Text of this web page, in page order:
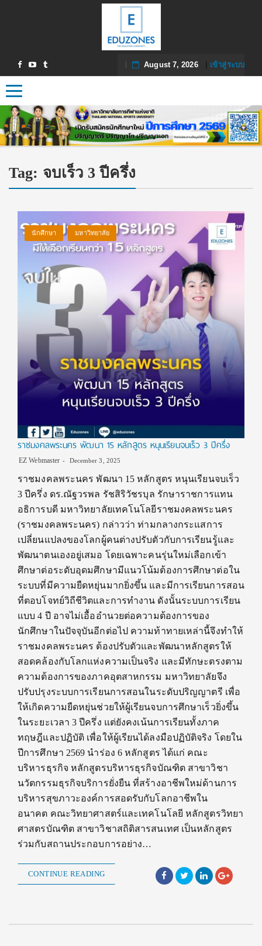
August 7, 2026| เข้าสู่ระบบ
Toggle navigation
Tag: จบเร็ว 3 ปีครึ่ง
นักศึกษา มหาวิทยาลัย
ราชมงคลพระนคร พัฒนา 15 หลักสูตร หนุนเรียนจบเร็ว 3 ปีครึ่ง
EZ Webmaster December 3, 2025
ราชมงคลพระนคร พัฒนา 15 หลักสูตร หนุนเรียนจบเร็ว
3 ปีครึ่ง ดร.ณัฐวรพล รัชสิริวัชรบุล รักษาราชการแทน
อธิการบดี มหาวิทยาลัยเทคโนโลยีราชมงคลพระนคร
(ราชมงคลพระนคร) กล่าวว่า ท่ามกลางกระแสการ
เปลี่ยนแปลงของโลกผู้คนต่างปรับตัวกับการเรียนรู้และ
พัฒนาตนเองอยู่เสมอ โดยเฉพาะคนรุ่นใหม่เลือกเข้า
ศึกษาต่อระดับอุดมศึกษามีแนวโน้มต้องการศึกษาต่อใน
ระบบที่มีความยืดหยุ่นมากยิ่งขึ้น และมีการเรียนการสอน
ที่ตอบโจทย์วิถีชีวิตและการทำงาน ดังนั้นระบบการเรียน
แบบ 4 ปี อาจไม่เอื้ออำนวยต่อความต้องการของ
นักศึกษาในปัจจุบันอีกต่อไป ความท้าทายเหล่านี้จึงทำให้
ราชมงคลพระนคร ต้องปรับตัวและพัฒนาหลักสูตรให้
สอดคล้องกับโลกแห่งความเป็นจริง และมีทักษะตรงตาม
ความต้องการของภาคอุตสาหกรรม มหาวิทยาลัยจึง
ปรับปรุงระบบการเรียนการสอนในระดับปริญญาตรี เพื่อ
ให้เกิดความยืดหยุ่นช่วยให้ผู้เรียนจบการศึกษาเร็วยิ่งขึ้น
ในระยะเวลา 3 ปีครึ่ง แต่ยังคงเน้นการเรียนทั้งภาค
ทฤษฎีและปฏิบัติ เพื่อให้ผู้เรียนได้ลงมือปฏิบัติจริง โดยใน
ปีการศึกษา 2569 นำร่อง 6 หลักสูตร ได้แก่ คณะ
บริหารธุรกิจ หลักสูตรบริหารธุรกิจบัณฑิต สาขาวิชา
นวัตกรรมธุรกิจบริการยั่งยืน ที่สร้างอาชีพใหม่ด้านการ
บริหารสุขภาวะองค์การสอดรับกับโลกอาชีพใน
อนาคต คณะวิทยาศาสตร์และเทคโนโลยี หลักสูตรวิทยา
ศาสตรบัณฑิต สาขาวิชาสถิติสารสนเทศ เป็นหลักสูตร
ร่วมกับสถานประกอบการอย่าง…
CONTINUE READING